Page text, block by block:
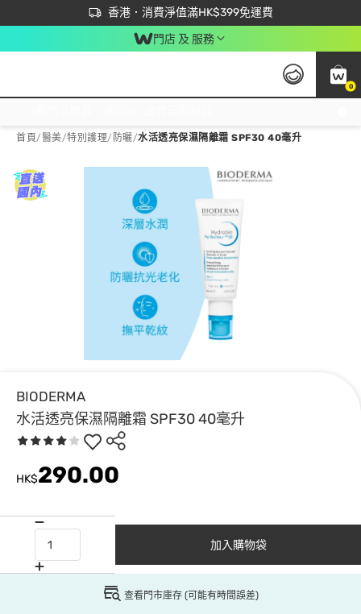
香港．消費淨值滿HK$399免運費
立即成為易賞錢會員盡享獨家優惠
首次APP下單買滿$450 輸入 NEWAPP 即減$50
門店 及 服務
0
首頁/醫美/特別護理/ 防曬/水活透亮保濕隔離霜 SPF30 40毫升
BIODERMA
水活透亮保濕隔離霜 SPF30 40毫升
HK$290.00
加入購物袋
查看門市庫存 (可能有時間誤差)